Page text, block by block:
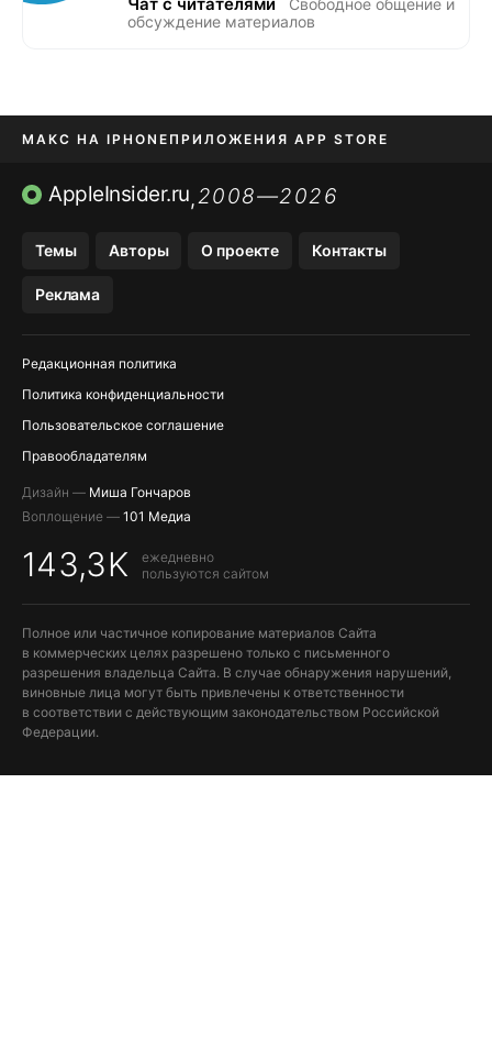
Чат с читателями
Свободное общение и
обсуждение материалов
МАКС НА IPHONE ПРИЛОЖЕНИЯ APP STORE
TIKTOK НА IPHONEПРИЛОЖЕНИЯ БЕЗ APP STORE
AppleInsider.ru,2008—2026
Темы Авторы О проекте Контакты
Реклама
Редакционная политика
Политика конфиденциальности
Пользовательское соглашение
Правообладателям
Дизайн — Миша Гончаров
Воплощение — 101 Медиа
143,3K
ежедневно
пользуются сайтом
Полное или частичное копирование материалов Сайта
в коммерческих целях разрешено только с письменного
разрешения владельца Сайта. В случае обнаружения нарушений,
виновные лица могут быть привлечены к ответственности
в соответствии с действующим законодательством Российской
Федерации.